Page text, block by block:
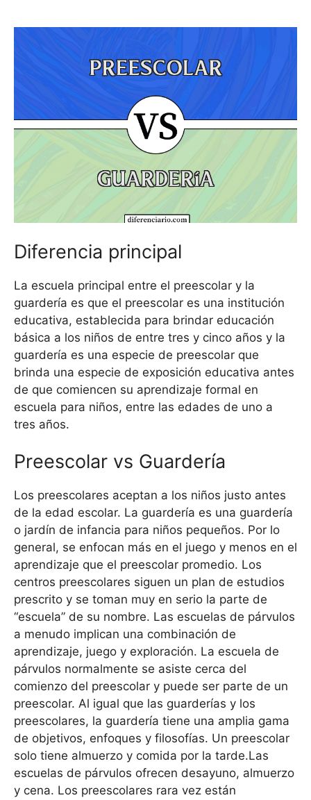
Diferencia principal
La escuela principal entre el preescolar y la
guardería es que el preescolar es una institución
educativa, establecida para brindar educación
básica a los niños de entre tres y cinco años y la
guardería es una especie de preescolar que
brinda una especie de exposición educativa antes
de que comiencen su aprendizaje formal en
escuela para niños, entre las edades de uno a
tres años.
Preescolar vs Guardería
Los preescolares aceptan a los niños justo antes
de la edad escolar. La guardería es una guardería
o jardín de infancia para niños pequeños. Por lo
general, se enfocan más en el juego y menos en el
aprendizaje que el preescolar promedio. Los
centros preescolares siguen un plan de estudios
prescrito y se toman muy en serio la parte de
“escuela” de su nombre. Las escuelas de párvulos
a menudo implican una combinación de
aprendizaje, juego y exploración. La escuela de
párvulos normalmente se asiste cerca del
comienzo del preescolar y puede ser parte de un
preescolar. Al igual que las guarderías y los
preescolares, la guardería tiene una amplia gama
de objetivos, enfoques y filosofías. Un preescolar
solo tiene almuerzo y comida por la tarde.Las
escuelas de párvulos ofrecen desayuno, almuerzo
y cena. Los preescolares rara vez están